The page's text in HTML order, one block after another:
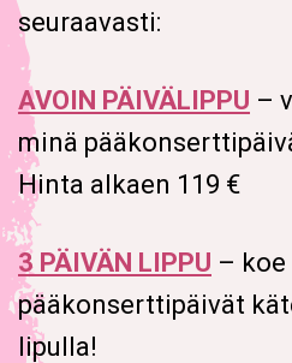
seuraavasti:
AVOIN PÄIVÄLIPPU –
minä
Hinta alkaen 119 €
3 PÄIVÄN LIPPU –
pääkonserttipäivät
lipulla!